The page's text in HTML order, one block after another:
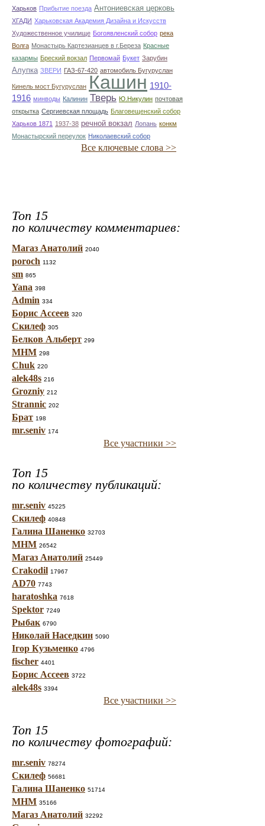
Харьков Прибытие поезда Антониевская церковь
ХГАДИ Харьковская Академия Дизайна и Искусств
Художественное училище Богоявленский собор река
Волга Монастырь Картезианцев в г.Береза Красные
казармы Бреский вокзал Первомай Букет Зарубин
Алупка ЗВЕРИ ГАЗ-67-420 автомобиль Бугуруслан
Кинель мост Бугуруслан Кашин 1910-
1916 минводы Калинин Тверь Ю.Никулин почтовая
открытка Сергиевская площадь Благовещенский собор
Харьков 1871 1937-38 речной вокзал Лопань конкм
Монастырский переулок Николаевский собор
Все ключевые слова >>
Топ 15
по количеству комментариев:
Магаз Анатолий 2040
poroch 1132
sm 865
Yana 398
Admin 334
Борис Ассеев 320
Скилеф 305
Белков Альберт 299
МНМ 298
Chuk 220
alek48s 216
Grozniy 212
Strannic 202
Брат 198
mr.seniv 174
Все участники >>
Топ 15
по количеству публикаций:
mr.seniv 45225
Скилеф 40848
Галина Шаненко 32703
МНМ 26542
Магаз Анатолий 25449
Crakodil 17967
AD70 7743
haratoshka 7618
Spektor 7249
Рыбак 6790
Николай Наседкин 5090
Ігор Кузьменко 4796
fischer 4401
Борис Ассеев 3722
alek48s 3394
Все участники >>
Топ 15
по количеству фотографий:
mr.seniv 78274
Скилеф 56681
Галина Шаненко 51714
МНМ 35166
Магаз Анатолий 32292